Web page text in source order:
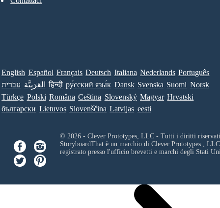
English Español Français Deutsch Italiana Nederlands Português
עברית العَرَبِيَّة हिन्दी ру́сский язы́к Dansk Svenska Suomi Norsk
Türkçe Polski Româna Ceština Slovenský Magyar Hrvatski
български Lietuvos Slovenščina Latvijas eesti
© 2026 - Clever Prototypes, LLC - Tutti i diritti
StoryboardThat è un marchio di Clever Prototypes , LLC
registrato presso l'ufficio brevetti e marchi degli Stati